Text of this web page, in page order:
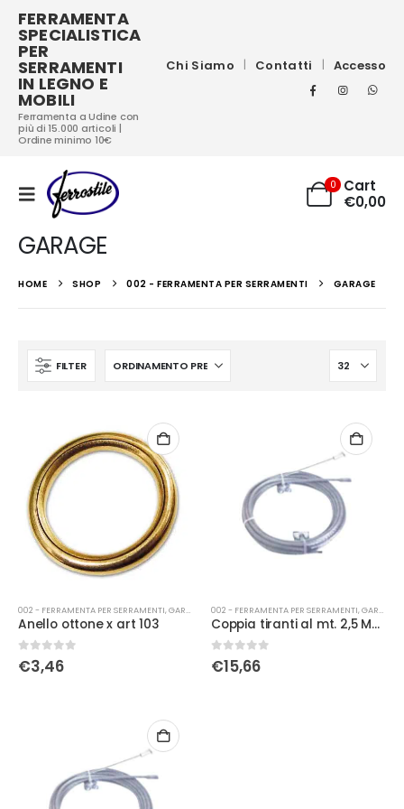
FERRAMENTA
SPECIALISTICA
PER
SERRAMENTI
IN LEGNO E
MOBILI
Ferramenta a Udine con
più di 15.000 articoli |
Ordine minimo 10€
Chi Siamo Contatti Accesso
0
Cart
€0,00
GARAGE
HOME SHOP 002 - FERRAMENTA PER SERRAMENTI GARAGE
FILTER
002 - FERRAMENTA PER SERRAMENTI,GARAGE
Anello ottone x art 103
0Su 5
€3,46
002 - FERRAMENTA PER SERRAMENTI,GARAGE
Coppia tiranti al mt. 2,5 M&T
0Su 5
€15,66